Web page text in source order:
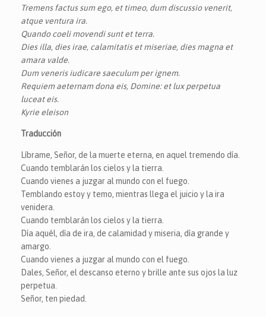
Tremens factus sum ego, et timeo, dum discussio venerit,
atque ventura ira.
Quando coeli movendi sunt et terra.
Dies illa, dies irae, calamitatis et miseriae, dies magna et
amara valde.
Dum veneris iudicare saeculum per ignem.
Requiem aeternam dona eis, Domine: et lux perpetua
luceat eis.
Kyrie eleison
Traducción
Líbrame, Señor, de la muerte eterna, en aquel tremendo día.
Cuando temblarán los cielos y la tierra.
Cuando vienes a juzgar al mundo con el fuego.
Temblando estoy y temo, mientras llega el juicio y la ira
venidera.
Cuando temblarán los cielos y la tierra.
Día aquél, día de ira, de calamidad y miseria, día grande y
amargo.
Cuando vienes a juzgar al mundo con el fuego.
Dales, Señor, el descanso eterno y brille ante sus ojos la luz
perpetua.
Señor, ten piedad.